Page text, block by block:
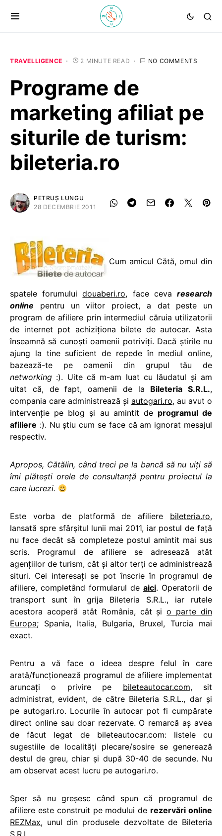
TRAVELLIGENCE 2 MINUTE READ NO COMMENTS
Programe de
marketing afiliat pe
siturile de turism:
bileteria.ro
PETRUȘ LUNGU
28 DECEMBRIE 2011
Cum amicul Cătă, omul din
spatele forumuluidouaberi.ro, face cevaresearch
online pentru un viitor proiect, a dat peste un
program de afiliere prin intermediul căruia utilizatorii
de internet pot achiziționa bilete de autocar. Asta
înseamnă să cunoști oamenii potriviți. Dacă știrile nu
ajung la tine suficient de repede în mediul online,
bazează-te pe oamenii din grupul tău de
networking :). Uite că m-am luat cu lăudatul și am
uitat că, de fapt, oamenii de la Bileteria S.R.L.,
compania care administrează și autogari.ro, au avut o
intervenție pe blog și au amintit de programul de
afiliere :). Nu știu cum se face că am ignorat mesajul
respectiv.
Apropos, Cătălin, când treci pe la bancă să nu uiți să
îmi plătești orele de consultanță pentru proiectul la
care lucrezi.
Este vorba de platformă de afiliere bileteria.ro,
lansată spre sfârșitul lunii mai 2011, iar postul de față
nu face decât să completeze postul amintit mai sus
scris. Programul de afiliere se adresează atât
agențiilor de turism, cât și altor terți ce administrează
situri. Cei interesați se pot înscrie în programul de
afiliere, completând formularul de aici. Operatorii de
transport sunt în grija Bileteria S.R.L., iar rutele
acestora acoperă atât România, cât șio parte din
Europa; Spania, Italia, Bulgaria, Bruxel, Turcia mai
exact.
Pentru a vă face o ideea despre felul în care
arată/funcționează programul de afiliere implementat
aruncați o privire pe bileteautocar.com, sit
administrat, evident, de către Bileteria S.R.L., dar și
pe autogari.ro. Locurile în autocar pot fi cumpărate
direct online sau doar rezervate. O remarcă aș avea
de făcut legat de bileteautocar.com: listele cu
sugestiile de localități plecare/sosire se generează
destul de greu, chiar și după 30-40 de secunde. Nu
am observat acest lucru pe autogari.ro.
Sper să nu greșesc când spun că programul de
afiliere este construit pe modului de rezervări online
REZMax, unul din produsele dezvoltate de Bileteria
S.R.L.